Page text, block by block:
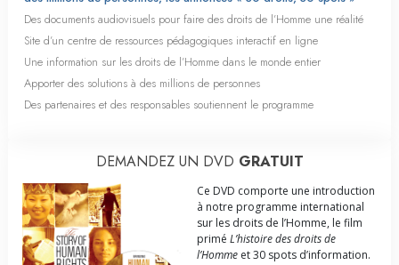
Des documents audiovisuels pour faire des droits de l’Homme une réalité
Site d’un centre de ressources pédagogiques interactif en ligne
Une information sur les droits de l’Homme dans le monde entier
Apporter des solutions à des millions de personnes
Des partenaires et des responsables soutiennent le programme
DEMANDEZ UN DVD GRATUIT
Ce DVD comporte une introduction
à notre programme international
sur les droits de l’Homme, le film
primé L’histoire des droits de
l’Homme et 30 spots d’information.